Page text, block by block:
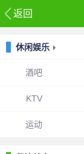
返回
休闲娱乐
酒吧
KTV
运动